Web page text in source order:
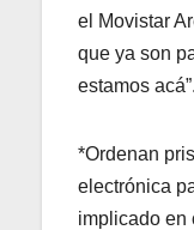
el Movistar
que ya son
estamos acá”.
*Ordenan
electrónica
implicado en